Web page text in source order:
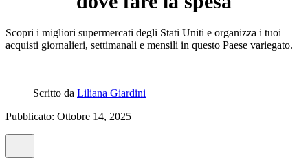
Scopri i migliori supermercati degli Stati Uniti e organizza i tuoi
acquisti giornalieri, settimanali e mensili in questo Paese variegato.
Scritto da Liliana Giardini
Pubblicato: Ottobre 14, 2025